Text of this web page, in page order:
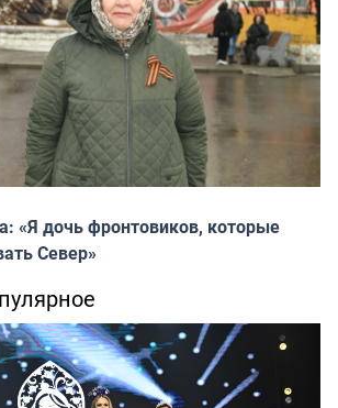
«Я дочь фронтовиков, которые
Север»